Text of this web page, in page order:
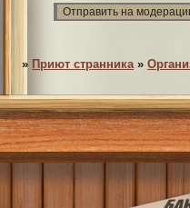
» Приют странника »